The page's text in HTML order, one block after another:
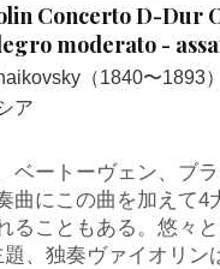
Concerto D-Dur
moderato -
（1840〜1893）
ア
ベートーヴェン、ブ
曲にこの曲を加えて4
ることもある。悠々
、独奏ヴァイオリン